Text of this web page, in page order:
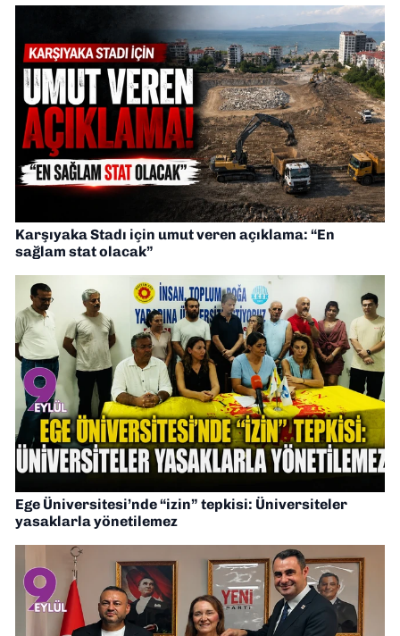
Karşıyaka Stadı için umut veren açıklama: “En
sağlam stat olacak”
Ege Üniversitesi’nde “izin” tepkisi: Üniversiteler
yasaklarla yönetilemez